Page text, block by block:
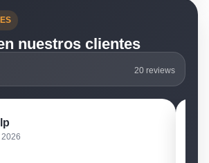
nuestros clientes
20 reviews
carlos
julio, 2025